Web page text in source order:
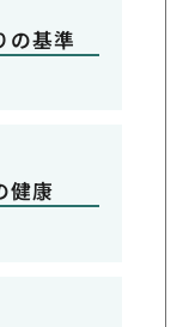
の基準
健康